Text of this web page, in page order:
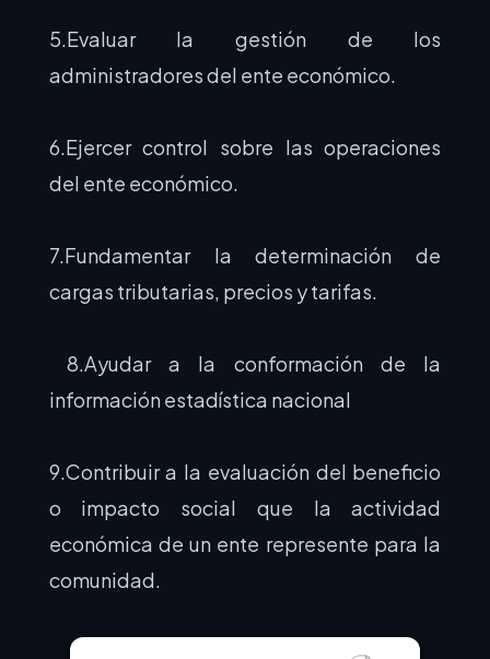
5.Evaluar la gestión de los
administradores del ente económico.
6.Ejercer control sobre las operaciones
del ente económico.
7.Fundamentar la determinación de
cargas tributarias, precios y tarifas.
8.Ayudar a la conformación de la
información estadística nacional
9.Contribuir a la evaluación del beneficio
o impacto social que la actividad
económica de un ente represente para la
comunidad.